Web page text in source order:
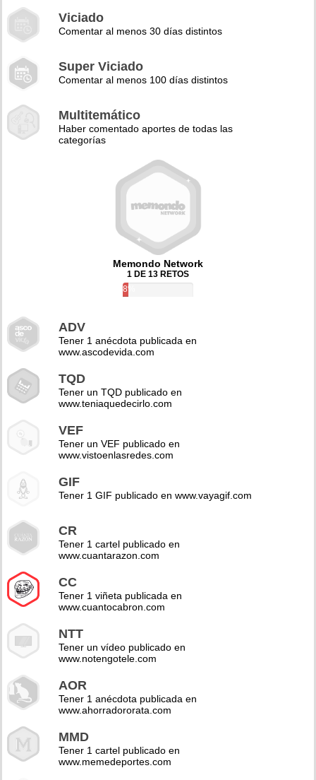
Viciado
Comentar al menos 30 días distintos
Super Viciado
Comentar al menos 100 días distintos
Multitemático
Haber comentado aportes de todas las
categorías
Memondo Network
1 DE 13 RETOS
8%
ADV
Tener 1 anécdota publicada en
www.ascodevida.com
TQD
Tener un TQD publicado en
www.teniaquedecirlo.com
VEF
Tener un VEF publicado en
www.vistoenlasredes.com
GIF
Tener 1 GIF publicado en www.vayagif.com
CR
Tener 1 cartel publicado en
www.cuantarazon.com
CC
Tener 1 viñeta publicada en
www.cuantocabron.com
NTT
Tener un vídeo publicado en
www.notengotele.com
AOR
Tener 1 anécdota publicada en
www.ahorradororata.com
MMD
Tener 1 cartel publicado en
www.memedeportes.com